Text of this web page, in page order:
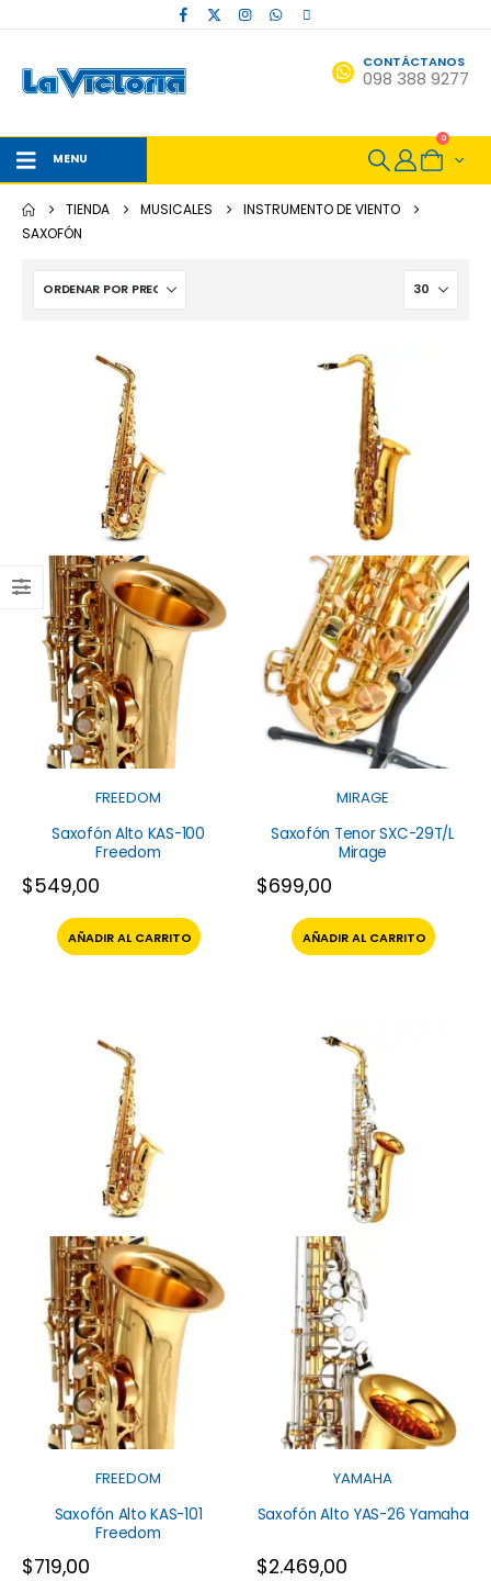
CONTÁCTANOS
098 388 9277
MENU
0
TIENDA MUSICALES
INSTRUMENTO DE VIENTO
SAXOFÓN
FREEDOM
Saxofón Alto KAS-100
Freedom
$549,00
AÑADIR AL CARRITO
MIRAGE
Saxofón Tenor SXC-29T/L
Mirage
$699,00
AÑADIR AL CARRITO
FREEDOM
Saxofón Alto KAS-101
Freedom
$719,00
YAMAHA
Saxofón Alto YAS-26 Yamaha
$2.469,00